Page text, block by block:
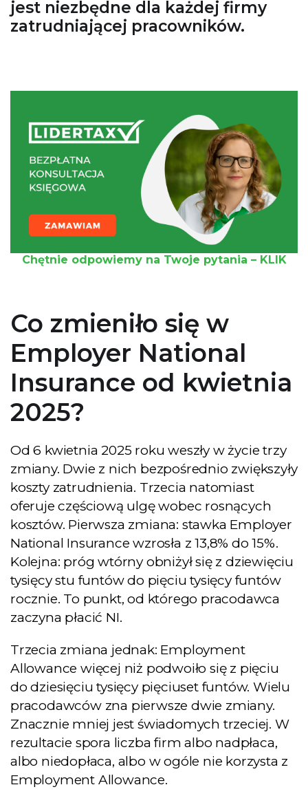
jest niezbędne dla każdej firmy
zatrudniającej pracowników.
Chętnie odpowiemy na Twoje pytania – KLIK
Co zmieniło się w
Employer National
Insurance od kwietnia
2025?
Od 6 kwietnia 2025 roku weszły w życie trzy
zmiany. Dwie z nich bezpośrednio zwiększyły
koszty zatrudnienia. Trzecia natomiast
oferuje częściową ulgę wobec rosnących
kosztów. Pierwsza zmiana: stawka Employer
National Insurance wzrosła z 13,8% do 15%.
Kolejna: próg wtórny obniżył się z dziewięciu
tysięcy stu funtów do pięciu tysięcy funtów
rocznie. To punkt, od którego pracodawca
zaczyna płacić NI.
Trzecia zmiana jednak: Employment
Allowance więcej niż podwoiło się z pięciu
do dziesięciu tysięcy pięciuset funtów. Wielu
pracodawców zna pierwsze dwie zmiany.
Znacznie mniej jest świadomych trzeciej. W
rezultacie spora liczba firm albo nadpłaca,
albo niedopłaca, albo w ogóle nie korzysta z
Employment Allowance.